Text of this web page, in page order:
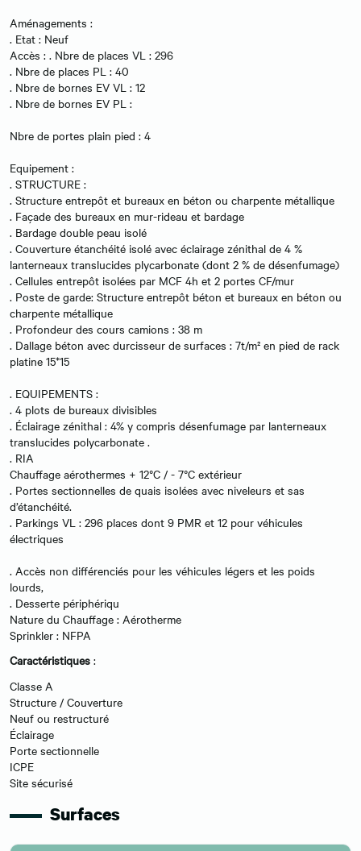
Aménagements :
. Etat : Neuf
Accès : . Nbre de places VL : 296
. Nbre de places PL : 40
. Nbre de bornes EV VL : 12
. Nbre de bornes EV PL :
Nbre de portes plain pied : 4
Equipement :
. STRUCTURE :
. Structure entrepôt et bureaux en béton ou charpente métallique
. Façade des bureaux en mur-rideau et bardage
. Bardage double peau isolé
. Couverture étanchéité isolé avec éclairage zénithal de 4 %
lanterneaux translucides plycarbonate (dont 2 % de désenfumage)
. Cellules entrepôt isolées par MCF 4h et 2 portes CF/mur
. Poste de garde: Structure entrepôt béton et bureaux en béton ou
charpente métallique
. Profondeur des cours camions : 38 m
. Dallage béton avec durcisseur de surfaces : 7t/m² en pied de rack
platine 15*15
. EQUIPEMENTS :
. 4 plots de bureaux divisibles
. Éclairage zénithal : 4% y compris désenfumage par lanterneaux
translucides polycarbonate .
. RIA
Chauffage aérothermes + 12°C / - 7°C extérieur
. Portes sectionnelles de quais isolées avec niveleurs et sas
d’étanchéité.
. Parkings VL : 296 places dont 9 PMR et 12 pour véhicules
électriques
. Accès non différenciés pour les véhicules légers et les poids
lourds,
. Desserte périphériqu
Nature du Chauffage : Aérotherme
Sprinkler : NFPA
Caractéristiques :
Classe A
Structure / Couverture
Neuf ou restructuré
Éclairage
Porte sectionnelle
ICPE
Site sécurisé
Surfaces